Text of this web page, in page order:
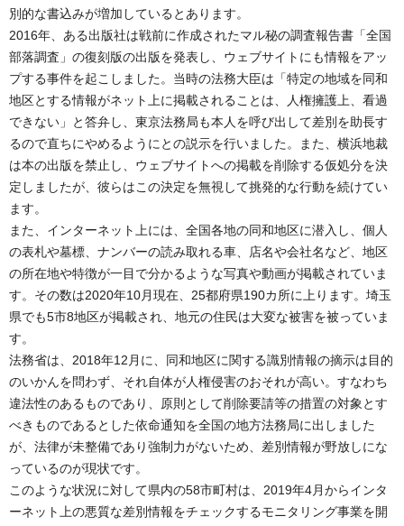
別的な書込みが増加しているとあります。
2016年、ある出版社は戦前に作成されたマル秘の調査報告書「全国
部落調査」の復刻版の出版を発表し、ウェブサイトにも情報をアッ
プする事件を起こしました。当時の法務大臣は「特定の地域を同和
地区とする情報がネット上に掲載されることは、人権擁護上、看過
できない」と答弁し、東京法務局も本人を呼び出して差別を助長す
るので直ちにやめるようにとの説示を行いました。また、横浜地裁
は本の出版を禁止し、ウェブサイトへの掲載を削除する仮処分を決
定しましたが、彼らはこの決定を無視して挑発的な行動を続けてい
ます。
また、インターネット上には、全国各地の同和地区に潜入し、個人
の表札や墓標、ナンバーの読み取れる車、店名や会社名など、地区
の所在地や特徴が一目で分かるような写真や動画が掲載されていま
す。その数は2020年10月現在、25都府県190カ所に上ります。埼玉
県でも5市8地区が掲載され、地元の住民は大変な被害を被っていま
す。
法務省は、2018年12月に、同和地区に関する識別情報の摘示は目的
のいかんを問わず、それ自体が人権侵害のおそれが高い。すなわち
違法性のあるものであり、原則として削除要請等の措置の対象とす
べきものであるとした依命通知を全国の地方法務局に出しました
が、法律が未整備であり強制力がないため、差別情報が野放しにな
っているのが現状です。
このような状況に対して県内の58市町村は、2019年4月からインタ
ーネット上の悪質な差別情報をチェックするモニタリング事業を開